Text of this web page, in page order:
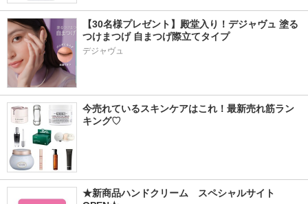
【30名様プレゼント】殿堂入り！デジャヴュ 塗る
つけまつげ 自まつげ際立てタイプ
デジャヴュ
今売れているスキンケアはこれ！最新売れ筋ラン
キング♡
★新商品ハンドクリーム　スペシャルサイト